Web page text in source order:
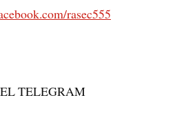
rasec555
TELEGRAM